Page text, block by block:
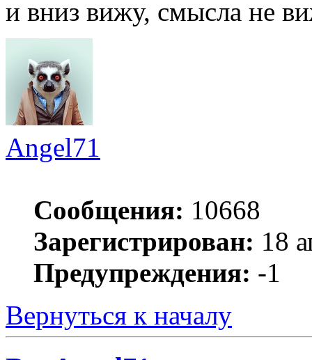
и вниз вижу, смысла не
Angel71
Сообщения: 10668
Зарегистрирован: 18
Предупреждения: -1
Вернуться к началу